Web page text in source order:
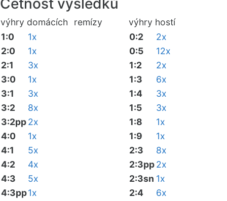
Četnost výsledků
výhry domácích remízy výhry hostí
1:0
1x
2:0
1x
2:1
3x
3:0
1x
3:1
3x
3:2
8x
3:2pp2x
4:0
1x
4:1
5x
4:2
4x
4:3
5x
4:3pp1x
0:2
2x
0:5
12x
1:2
2x
1:3
6x
1:4
3x
1:5
3x
1:8
1x
1:9
1x
2:3
8x
2:3pp2x
2:3sn 1x
2:4
6x